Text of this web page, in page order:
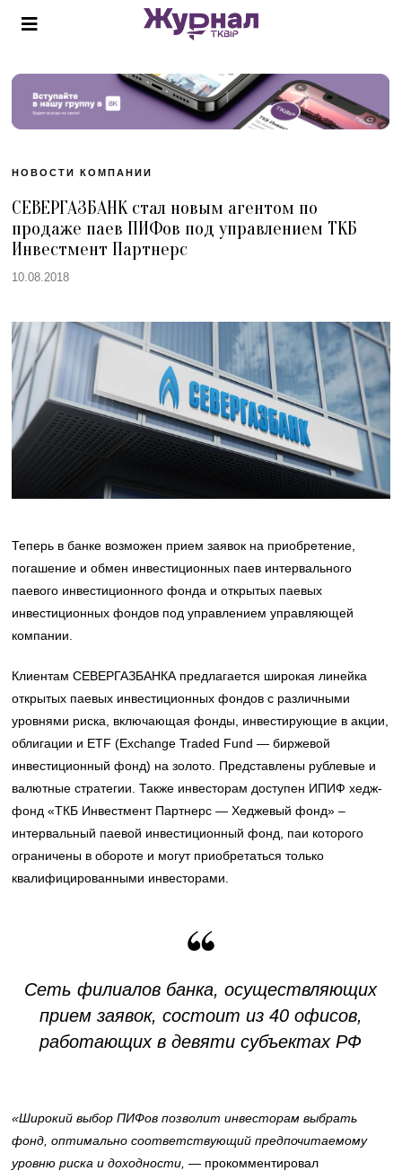
НОВОСТИ КОМПАНИИ
СЕВЕРГАЗБАНК стал новым агентом по
продаже паев ПИФов под управлением ТКБ
Инвестмент Партнерс
10.08.2018
Теперь в банке возможен прием заявок на приобретение,
погашение и обмен инвестиционных паев интервального
паевого инвестиционного фонда и открытых паевых
инвестиционных фондов под управлением управляющей
компании.
Клиентам СЕВЕРГАЗБАНКА предлагается широкая линейка
открытых паевых инвестиционных фондов с различными
уровнями риска, включающая фонды, инвестирующие в акции,
облигации и ETF (Exchange Traded Fund — биржевой
инвестиционный фонд) на золото. Представлены рублевые и
валютные стратегии. Также инвесторам доступен ИПИФ хедж-
фонд «ТКБ Инвестмент Партнерс — Хеджевый фонд» –
интервальный паевой инвестиционный фонд, паи которого
ограничены в обороте и могут приобретаться только
квалифицированными инвесторами.
Сеть филиалов банка, осуществляющих
прием заявок, состоит из 40 офисов,
работающих в девяти субъектах РФ
«Широкий выбор ПИФов позволит инвесторам выбрать
фонд, оптимально соответствующий предпочитаемому
уровню риска и доходности,— прокомментировал